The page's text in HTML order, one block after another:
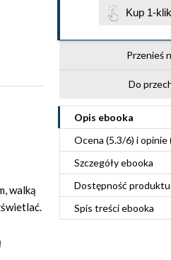
Kup 1-
Przenieś
Do
Opis ebooka
Ocena (5.3/6) i opinie
Szczegółyebooka
Dostępność produktu
Spis treściebooka
walką